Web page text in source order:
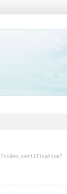
!video_certification!